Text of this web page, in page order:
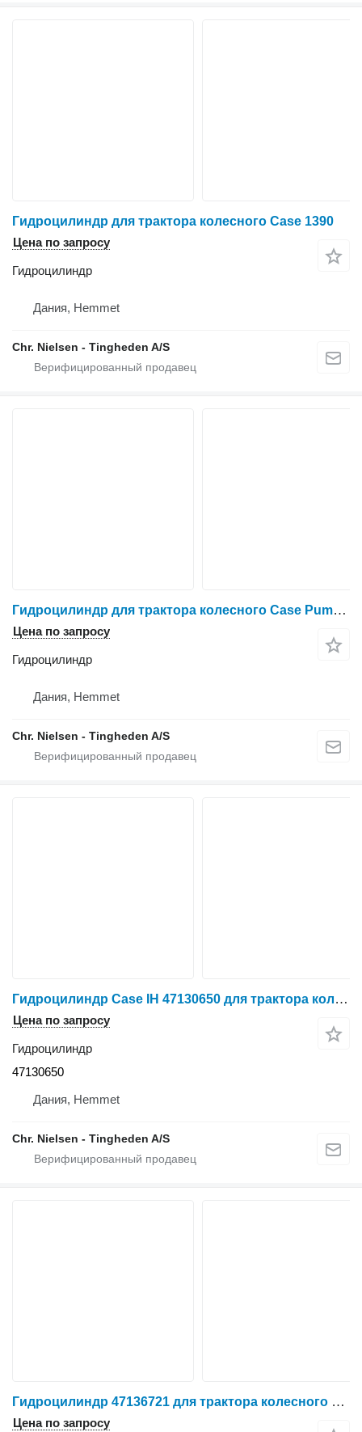
Гидроцилиндр для трактора колесного Case 1390
Цена по запросу
Гидроцилиндр
Дания, Hemmet
Chr. Nielsen - Tingheden A/S
Гидроцилиндр для трактора колесного Case Puma 240 CVX
Цена по запросу
Гидроцилиндр
Дания, Hemmet
Chr. Nielsen - Tingheden A/S
Гидроцилиндр Case IH 47130650 для трактора колесного Case MXU 135
Цена по запросу
Гидроцилиндр
47130650
Дания, Hemmet
Chr. Nielsen - Tingheden A/S
Гидроцилиндр 47136721 для трактора колесного Case Puma 240 CVX
Цена по запросу